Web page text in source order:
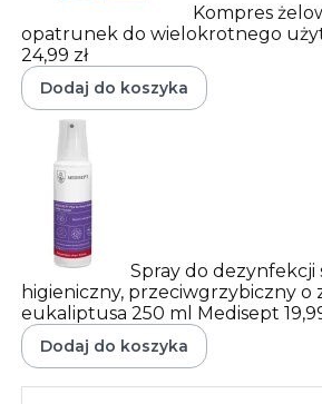
Kompres
opatrunek do wielokrotnego
24,99 zł
Dodaj do koszyka
Spray do
higieniczny, przeciwgrzybiczny o
eukaliptusa 250 ml Medisept
Dodaj do koszyka